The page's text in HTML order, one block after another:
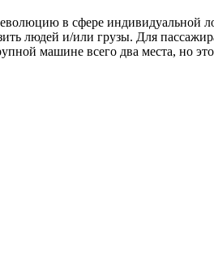
в сфере индивидуальной
людей и/или грузы. Для
машине всего два места, но